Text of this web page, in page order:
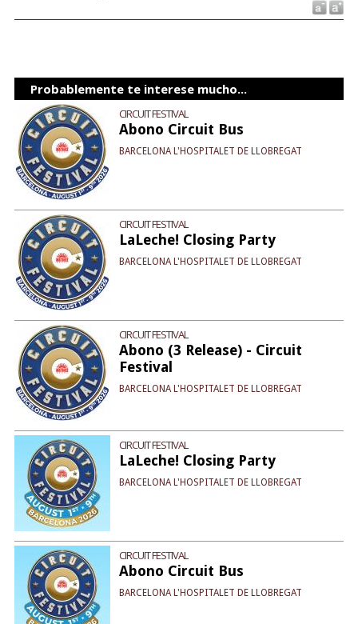
Probablemente te interese mucho...
CIRCUIT FESTIVAL
Abono Circuit Bus
BARCELONA L'HOSPITALET DE LLOBREGAT
CIRCUIT FESTIVAL
LaLeche! Closing Party
BARCELONA L'HOSPITALET DE LLOBREGAT
CIRCUIT FESTIVAL
Abono (3 Release) - Circuit
Festival
BARCELONA L'HOSPITALET DE LLOBREGAT
CIRCUIT FESTIVAL
LaLeche! Closing Party
BARCELONA L'HOSPITALET DE LLOBREGAT
CIRCUIT FESTIVAL
Abono Circuit Bus
BARCELONA L'HOSPITALET DE LLOBREGAT